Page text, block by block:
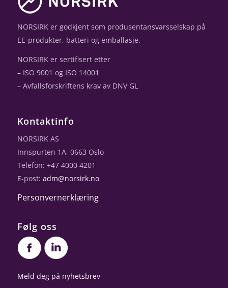
NORSIRK er godkjent som produsentansvarsselskap på
EE-produkter, batteri og emballasje.
NORSIRK er sertifisert etter
– ISO 9001 og ISO 14001
– Avfallsforskriftens krav av DNV GL
Kontaktinfo
NORSIRK AS
Innspurten 1A, 0663 Oslo
Telefon: +47 4000 4201
E-post: adm@norsirk.no
Personvernerklæring
Følg oss
Meld deg på nyhetsbrev